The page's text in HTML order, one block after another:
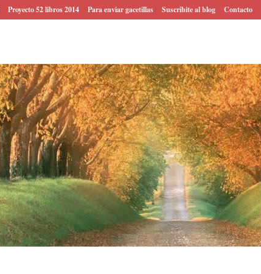
Proyecto 52 libros 2014 Para enviar gacetillas Suscribite al blog Contacto